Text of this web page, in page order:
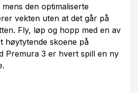
den optimaliserte
vekten uten at det går på
Fly, løp og hopp med en av
høytytende skoene på
Premura 3 er hvert spill en ny